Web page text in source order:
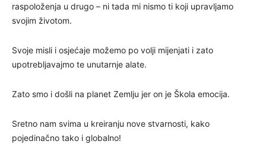
raspoloženja u drugo – ni tada mi nismo ti koji upravljamo
svojim životom.
Svoje misli i osjećaje možemo po volji mijenjati i zato
upotrebljavajmo te unutarnje alate.
Zato smo i došli na planet Zemlju jer on je Škola emocija.
Sretno nam svima u kreiranju nove stvarnosti, kako
pojedinačno tako i globalno!